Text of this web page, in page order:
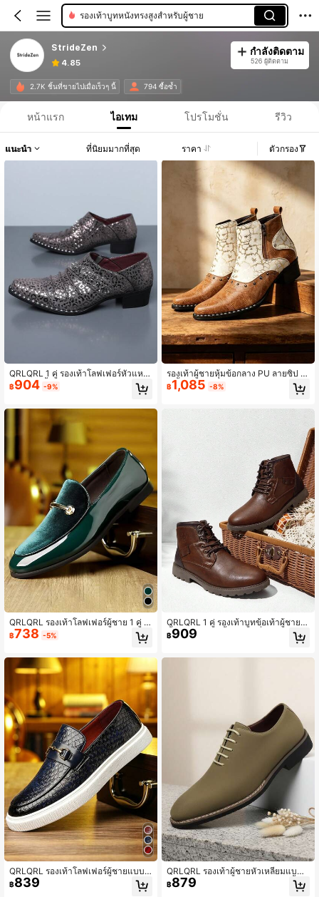
รองเท้าบูทหนังทรงสูงสำหรับผู้ชาย
StrideZen
4.85
กำลังติดตาม
526 ผู้ติดตาม
2.7K ชิ้นที่ขายไปเมื่อเร็วๆ นี้ 794 ซื้อซ้ำ
หน้าแรก ไอเทม โปรโมชั่น รีวิว
แนะนำ ที่นิยมมากที่สุด ราคา ตัวกรอง
QRLQRL 1 คู่ รองเท้าโลฟเฟอร์หัวแหล
มแบบข้อสั้นสำหรับผู้ชาย, ตกแต่งด้วยห
มุดย้ำ, อัปเปอร์ทำจาก PU, พื้นรองเท้าย
฿904 -9%
QRLQRL รองเท้าโลฟเฟอร์ผู้ชาย 1 คู่ แ
บบสวมง่าย สไตล์บิสซิเนสแคชชวล ทรง
โลว์ท็อป ตกแต่งด้วยพลอยเทียมและหัว
เหมาะสำหรับงานปาร์ตี้และอีเวนต์
฿738 -5%
QRLQRL รองเท้าโลฟเฟอร์ผู้ชายแบบส
วมลำลองระบายอากาศสำหรับฤดูร้อน ร
องเท้าขับรถ รองเท้าบอร์ดพื้นแบนทรงห
฿839
รองเท้าผู้ชายหุ้มข้อกลาง PU ลายซิป 1
คู่ พื้นยาง เหมาะสำหรับโอกาสธุรกิจแบ
บสบายๆ
฿1,085 -8%
QRLQRL 1 คู่ รองเท้าบูทข้อเท้าผู้ชายสี
น้ำตาลหัวกลม พื้นยางกันลื่น สไตล์ลำล
องวินเทจ สำหรับใส่ในชีวิตประจำวันแล
฿909
QRLQRL รองเท้าผู้ชายหัวเหลี่ยมแบบผู
กเชือก 1 คู่ ทำจากส่วนบน PU และพื้นย
าง สบายและเหมาะสำหรับใส่ในชีวิตปร
฿879